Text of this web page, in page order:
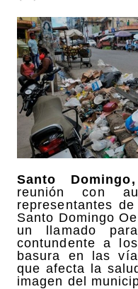
Santo
reunión con
representantes
Santo Domingo
un llamado
contundente a
basura en las
que afecta la
imagen del